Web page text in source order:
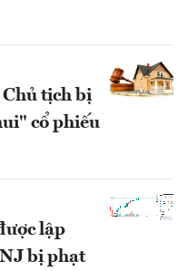
tịch bị
cổ phiếu
lập
bị phạt